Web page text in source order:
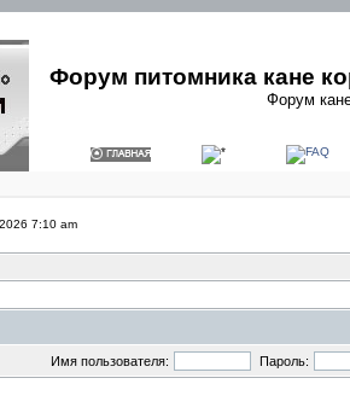
Форум питомника кане
Форум
7:10 am
Имя пользователя: Пароль: